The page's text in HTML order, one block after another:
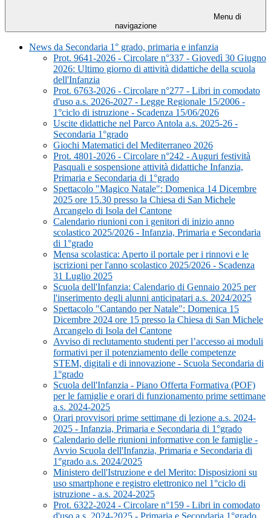
Menu di
navigazione
News da Secondaria 1° grado, primaria e infanzia
Prot. 9641-2026 - Circolare n°337 - Giovedì 30 Giugno
2026: Ultimo giorno di attività didattiche della scuola
dell'Infanzia
Prot. 6763-2026 - Circolare n°277 - Libri in comodato
d'uso a.s. 2026-2027 - Legge Regionale 15/2006 -
1°ciclo di istruzione - Scadenza 15/06/2026
Uscite didattiche nel Parco Antola a.s. 2025-26 -
Secondaria 1°grado
Giochi Matematici del Mediterraneo 2026
Prot. 4801-2026 - Circolare n°242 - Auguri festività
Pasquali e sospensione attività didattiche Infanzia,
Primaria e Secondaria di 1°grado
Spettacolo "Magico Natale": Domenica 14 Dicembre
2025 ore 15.30 presso la Chiesa di San Michele
Arcangelo di Isola del Cantone
Calendario riunioni con i genitori di inizio anno
scolastico 2025/2026 - Infanzia, Primaria e Secondaria
di 1°grado
Mensa scolastica: Aperto il portale per i rinnovi e le
iscrizioni per l'anno scolastico 2025/2026 - Scadenza
31 Luglio 2025
Scuola dell'Infanzia: Calendario di Gennaio 2025 per
l'inserimento degli alunni anticipatari a.s. 2024/2025
Spettacolo "Cantando per Natale": Domenica 15
Dicembre 2024 ore 15 presso la Chiesa di San Michele
Arcangelo di Isola del Cantone
Avviso di reclutamento studenti per l’accesso ai moduli
formativi per il potenziamento delle competenze
STEM, digitali e di innovazione - Scuola Secondaria di
1°grado
Scuola dell'Infanzia - Piano Offerta Formativa (POF)
per le famiglie e orari di funzionamento prime settimane
a.s. 2024-2025
Orari provvisori prime settimane di lezione a.s. 2024-
2025 - Infanzia, Primaria e Secondaria di 1°grado
Calendario delle riunioni informative con le famiglie -
Avvio Scuola dell'Infanzia, Primaria e Secondaria di
1°grado a.s. 2024/2025
Ministero dell'Istruzione e del Merito: Disposizioni su
uso smartphone e registro elettronico nel 1°ciclo di
istruzione - a.s. 2024-2025
Prot. 6322-2024 - Circolare n°159 - Libri in comodato